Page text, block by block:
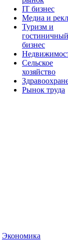
IT бизнес
Медиа и
Туризм и
гостиничный
бизнес
Сельское
хозяйство
Рынок труда
Экономика